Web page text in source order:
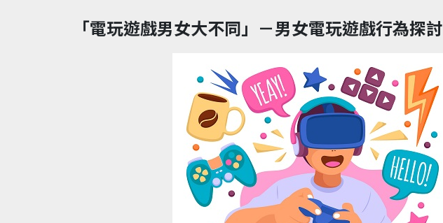
「電玩遊戲男女大不同」－男女電玩遊戲行為探討